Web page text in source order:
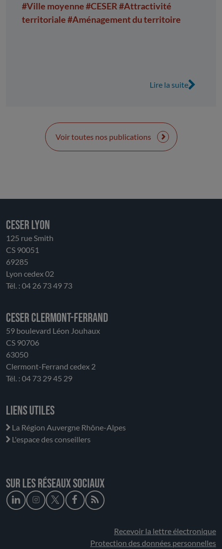
d’impulser, de mettre en oeuvre et de piloter de
nombreuses actions de revitalisation de leurs
les défis persistants, ainsi que les conditions de
de questions évaluatives, cette contribution propose
également des pistes d’amélioration visant la
troisième phase du dispositif. Il s’agit notamment de
#Ville moyenne#CESER#Attractivité
territoriale#Aménagement du territoire
Lire la suite
Voir toutes nos publications
CESER LYON
125 rue Smith
CS 90051
69285
Lyon cedex 02
Tél. : 04 26 73 49 73
CESER Clermont-Ferrand
59 boulevard Léon Jouhaux
CS 90706
63050
Clermont-Ferrand cedex 2
Tél. : 04 73 29 45 29
Liens utiles
La Région Auvergne Rhône-Alpes
L'espace des conseillers
Sur les réseaux sociaux
Recevoir la lettre électronique
Protection des données personnelles